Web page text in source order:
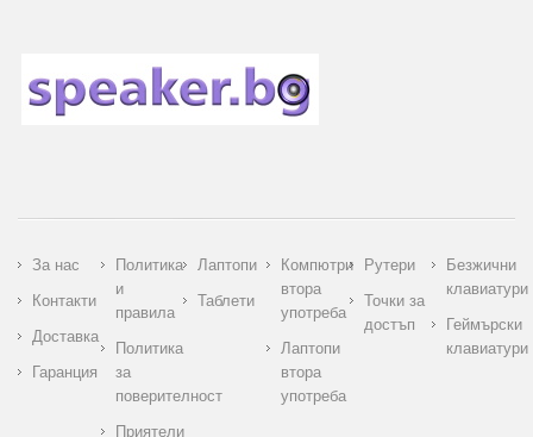
За нас
Контакти
Доставка
Гаранция
Политика
и
правила
Политика
за
поверителност
Приятели
Лаптопи
Таблети
Компютри
втора
употреба
Лаптопи
втора
употреба
Рутери
Точки за
достъп
Безжични
клавиатури
Геймърски
клавиатури